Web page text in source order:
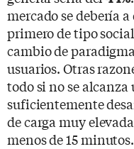
mercado se debería
primero de tipo
cambio de
usuarios. Otras
todo si no se
suficientemente
de carga muy
menos de 15 minutos.